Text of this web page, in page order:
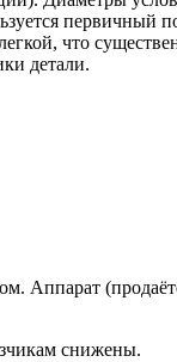
первичный
что
детали.
Аппарат
снижены.